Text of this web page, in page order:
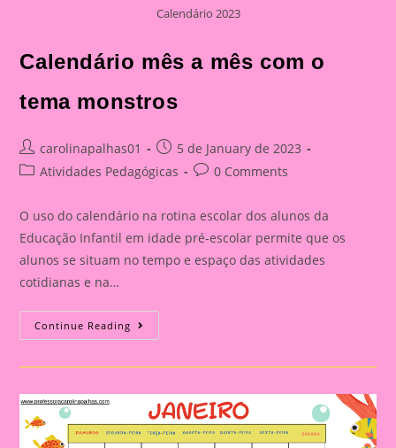
Calendário 2023
Calendário mês a mês com o
tema monstros
Post
author:
carolinapalhas01
Post
published:
5 de January de 2023
PostAtividades Pedagógicas
Post0 Comments
O uso do calendário na rotina escolar dos alunos da
Educação Infantil em idade pré-escolar permite que os
alunos se situam no tempo e espaço das atividades
cotidianas e na…
Continue Reading Calendário
Mês
Tema
Monstros